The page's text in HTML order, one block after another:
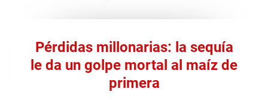
Pérdidas millonarias: la sequía
le da un golpe mortal al maíz de
primera